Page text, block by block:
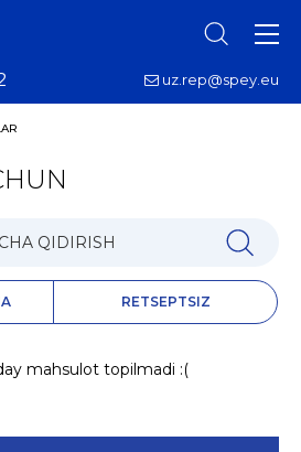
uz.rep@spey.eu
RETSEPTSIZ
mahsulot topilmadi :(